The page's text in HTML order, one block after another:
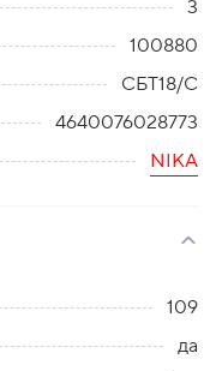
3
100880
СБТ18/С
4640076028773
NIKA
109
да